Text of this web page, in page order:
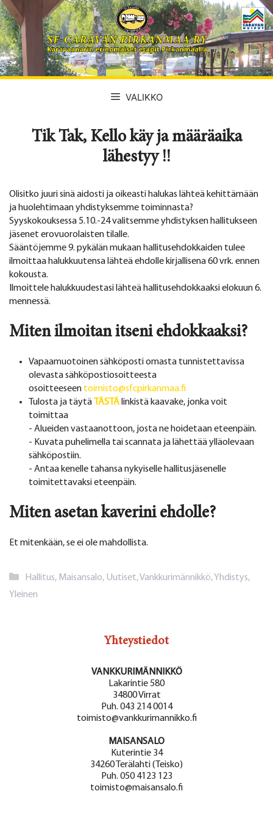
Siirry
sisältöön
VALIKKO
Tik Tak, Kello käy ja määräaika
lähestyy !!
Olisitko juuri sinä aidosti ja oikeasti halukas lähteä kehittämään
ja huolehtimaan yhdistyksemme toiminnasta?
Syyskokouksessa 5.10.-24 valitsemme yhdistyksen hallitukseen
jäsenet erovuorolaisten tilalle.
Sääntöjemme 9. pykälän mukaan hallitusehdokkaiden tulee
ilmoittaa halukkuutensa lähteä ehdolle kirjallisena 60 vrk. ennen
kokousta.
Ilmoittele halukkuudestasi lähteä hallitusehdokkaaksi elokuun 6.
mennessä.
Miten ilmoitan itseni ehdokkaaksi?
Vapaamuotoinen sähköposti omasta tunnistettavissa
olevasta sähköpostiosoitteesta
osoitteeseen toimisto@sfcpirkanmaa.fi
Tulosta ja täytäTÄSTÄ linkistä kaavake, jonka voit
toimittaa
- Alueiden vastaanottoon, josta ne hoidetaan eteenpäin.
- Kuvata puhelimella tai scannata ja lähettää ylläolevaan
sähköpostiin.
- Antaa kenelle tahansa nykyiselle hallitusjäsenelle
toimitettavaksi eteenpäin.
Miten asetan kaverini ehdolle?
Et mitenkään, se ei ole mahdollista.
Kategoriat
Hallitus, Maisansalo, Uutiset,Vankkurimännikkö,Yhdistys,
Yleinen
Yhteystiedot
VANKKURIMÄNNIKKÖ
Lakarintie 580
34800 Virrat
Puh. 043 214 0014
toimisto@vankkurimannikko.fi
MAISANSALO
Kuterintie 34
34260 Terälahti (Teisko)
Puh. 050 4123 123
toimisto@maisansalo.fi